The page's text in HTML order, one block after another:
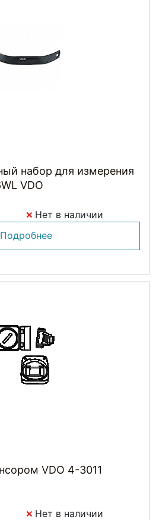
набор для измерения
VDO
Нет в наличии
Подробнее
VDO 4-3011
Нет в наличии